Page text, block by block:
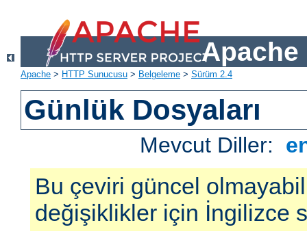
Apache
Apache > HTTP Sunucusu > Belgeleme > Sürüm 2.4
Günlük Dosyaları
Mevcut Diller:
Bu çeviri güncel
değişiklikler için İngilizce